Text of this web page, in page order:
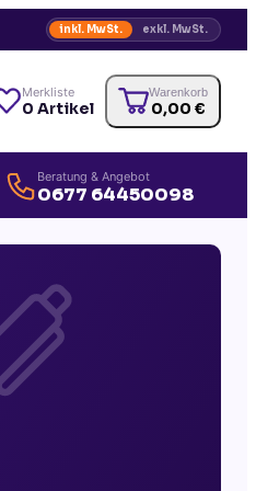
inkl. MwSt. exkl. MwSt.
Merkliste
0 Artikel
Warenkorb
0,00 €
Beratung & Angebot
0677 64450098